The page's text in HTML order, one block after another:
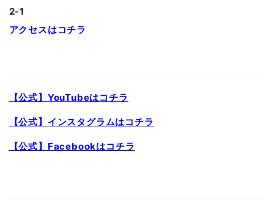
2-1
アクセスはコチラ
【公式】YouTubeはコチラ
【公式】インスタグラムはコチラ
【公式】Facebookはコチラ